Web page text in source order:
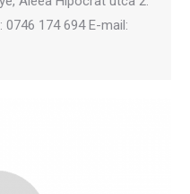
174 694 E-mail: